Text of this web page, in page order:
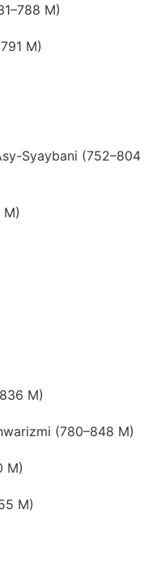
M)
M)
Syaybani (752–804
M)
M)
(780–848 M)
M)
M)